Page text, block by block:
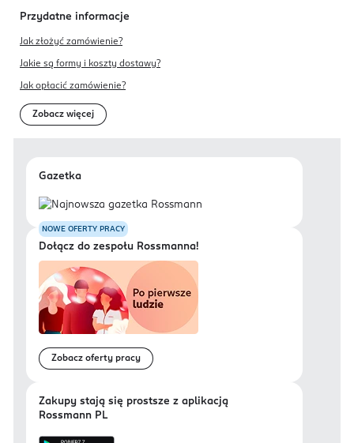
Przydatne informacje
Jak złożyć zamówienie?
Jakie są formy i koszty dostawy?
Jak opłacić zamówienie?
Zobacz więcej
Gazetka
NOWE OFERTY PRACY
Dołącz do zespołu Rossmanna!
Zobacz oferty pracy
Zakupy stają się prostsze z aplikacją
Rossmann PL